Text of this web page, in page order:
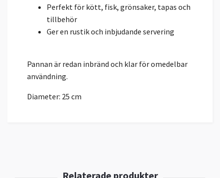
Perfekt för kött, fisk, grönsaker, tapas och
tillbehör
Ger en rustik och inbjudande servering
Pannan är redan inbränd och klar för omedelbar
användning.
Diameter: 25 cm